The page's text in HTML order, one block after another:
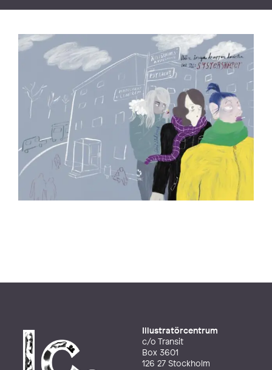
Illustratörcentrum
c/o Transit
Box 3601
126 27 Stockholm